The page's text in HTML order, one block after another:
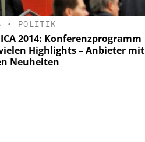
• POLITIK
2014: Konferenzprogramm
Highlights – Anbieter mit
Neuheiten